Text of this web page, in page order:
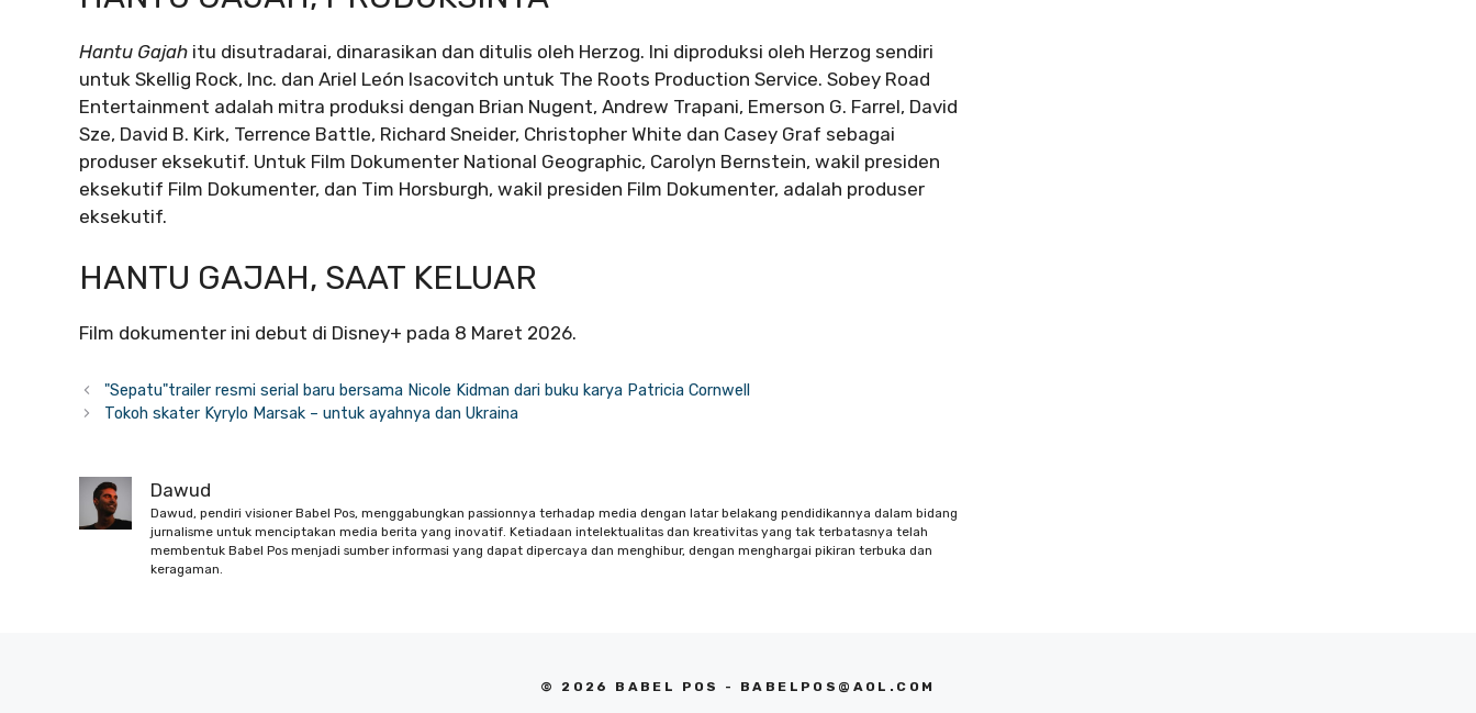
Hantu Gajah itu disutradarai, dinarasikan dan ditulis oleh Herzog. Ini diproduksi oleh Herzog sendiri
untuk Skellig Rock, Inc. dan Ariel León Isacovitch untuk The Roots Production Service. Sobey Road
Entertainment adalah mitra produksi dengan Brian Nugent, Andrew Trapani, Emerson G. Farrel, David
Sze, David B. Kirk, Terrence Battle, Richard Sneider, Christopher White dan Casey Graf sebagai
produser eksekutif. Untuk Film Dokumenter National Geographic, Carolyn Bernstein, wakil presiden
eksekutif Film Dokumenter, dan Tim Horsburgh, wakil presiden Film Dokumenter, adalah produser
eksekutif.
HANTU GAJAH, SAAT KELUAR
Film dokumenter ini debut di Disney+ pada 8 Maret 2026.
"Sepatu"trailer resmi serial baru bersama Nicole Kidman dari buku karya Patricia Cornwell
Tokoh skater Kyrylo Marsak – untuk ayahnya dan Ukraina
Dawud
Dawud, pendiri visioner Babel Pos, menggabungkan passionnya terhadap media dengan latar belakang pendidikannya dalam bidang
jurnalisme untuk menciptakan media berita yang inovatif. Ketiadaan intelektualitas dan kreativitas yang tak terbatasnya telah
membentuk Babel Pos menjadi sumber informasi yang dapat dipercaya dan menghibur, dengan menghargai pikiran terbuka dan
keragaman.
© 2026 BABEL POS - BABELPOS@AOL.COM